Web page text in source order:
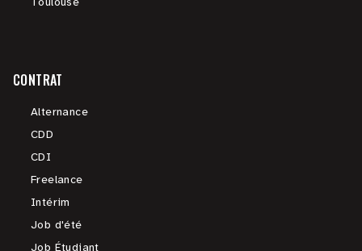
CONTRAT
Alternance
CDD
CDI
Freelance
Intérim
Job d'été
Job Étudiant